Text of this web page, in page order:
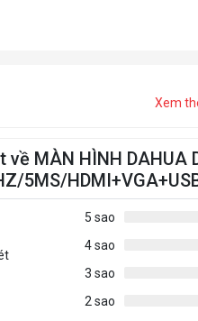
Xem
về MÀN HÌNH DAHUA
5MS/
5 sao
4 sao
3 sao
2 sao